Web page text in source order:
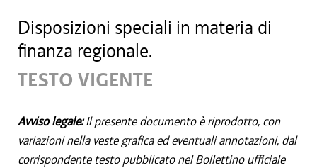
Disposizioni speciali in materia di
finanza regionale.
TESTO VIGENTE
Avviso legale:Il presente documento è riprodotto, con
variazioni nella veste grafica ed eventuali annotazioni, dal
corrispondente testo pubblicato nel Bollettino ufficiale